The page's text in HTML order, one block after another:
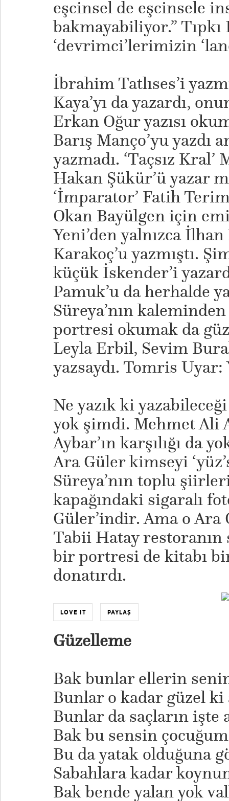
eşcinsel de eşcinsele
bakmayabiliyor.” Tıpkı
‘devrimci’lerimizin
İbrahim Tatlıses’i
Kaya’yı da yazardı,
Erkan Oğur yazısı
Barış Manço’yu yazdı
yazmadı. ‘Taçsız Kral’
Hakan Şükür’ü yazar
‘İmparator’ Fatih
Okan Bayülgen için
Yeni’den yalnızca İlhan
Karakoç’u yazmıştı.
küçük İskender’i
Pamuk’u da herhalde
Süreya’nın
portresi okumak da
Leyla Erbil, Sevim
yazsaydı. Tomris Uyar:
Ne yazık ki
yok şimdi. Mehmet Ali
Aybar’ın karşılığı da
Ara Güler kimseyi
Süreya’nın toplu
kapağındaki sigaralı
Güler’indir. Ama o Ara
Tabii Hatay
bir portresi de kitabı
donatırdı.
LOVE IT PAYLAŞ
Güzelleme
Bak bunlar ellerin
Bunlar o kadar güzel
Bunlar da saçların işte
Bak bu sensin
Bu da yatak olduğuna
Sabahlara kadar
Bak bende yalan yok